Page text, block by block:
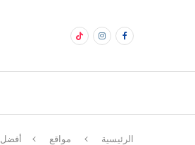
الرئيسية مواقع أفضل 5 مواقع معرفة اسم المتصل المجهول أون لاين